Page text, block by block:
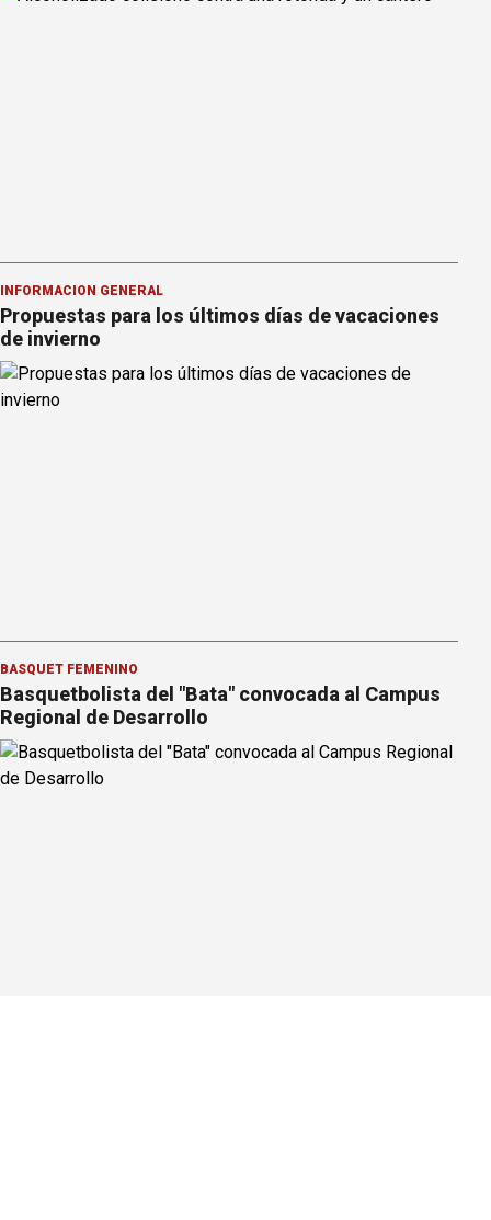
INFORMACION GENERAL
Propuestas para los últimos días de vacaciones
de invierno
BÁSQUET FEMENINO
Basquetbolista del "Bata" convocada al Campus
Regional de Desarrollo